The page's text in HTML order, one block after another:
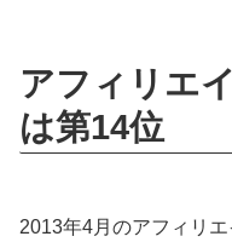
アフィリエ
は第14位
2013年4月のアフィリ